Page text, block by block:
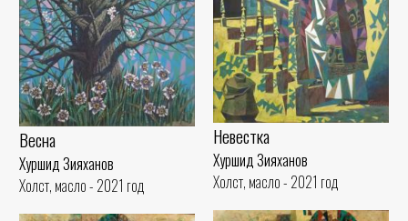
Весна
Хуршид Зияханов
Холст, масло - 2021 год
Невестка
Хуршид Зияханов
Холст, масло - 2021 год